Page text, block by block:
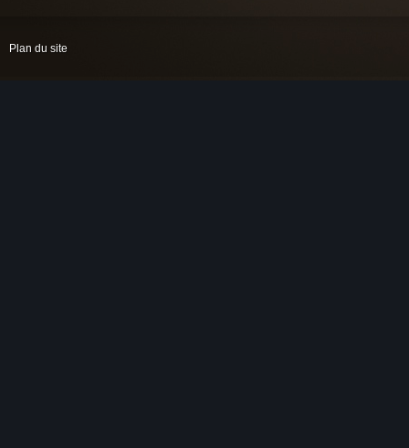
Plan du site